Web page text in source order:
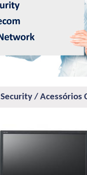
Security / Acessórios